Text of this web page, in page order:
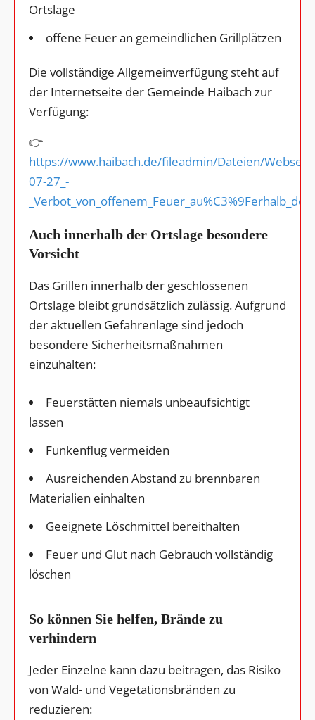
Ortslage
offene Feuer an gemeindlichen Grillplätzen
Die vollständige Allgemeinverfügung steht auf
der Internetseite der Gemeinde Haibach zur
Verfügung:
👉
https://www.haibach.de/fileadmin/Dateien/
07-27_-
Auch innerhalb der Ortslage besondere
Vorsicht
Das Grillen innerhalb der geschlossenen
Ortslage bleibt grundsätzlich zulässig. Aufgrund
der aktuellen Gefahrenlage sind jedoch
besondere Sicherheitsmaßnahmen
einzuhalten:
Feuerstätten niemals unbeaufsichtigt
lassen
Funkenflug vermeiden
Ausreichenden Abstand zu brennbaren
Materialien einhalten
Geeignete Löschmittel bereithalten
Feuer und Glut nach Gebrauch vollständig
löschen
So können Sie helfen, Brände zu
verhindern
Jeder Einzelne kann dazu beitragen, das Risiko
von Wald- und Vegetationsbränden zu
reduzieren: